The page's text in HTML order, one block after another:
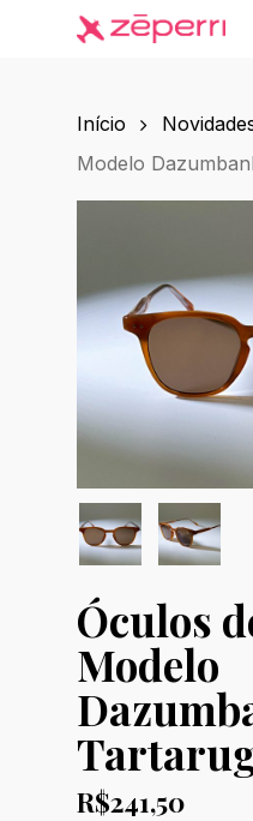
Início
Modelo
Óculos
Modelo
R$241,50